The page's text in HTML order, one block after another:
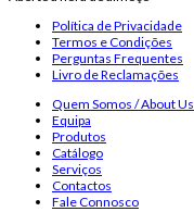
Política de Privacidade
Termos e Condições
Perguntas Frequentes
Livro de Reclamações
Quem Somos / About Us
Equipa
Produtos
Catálogo
Serviços
Contactos
Fale Connosco